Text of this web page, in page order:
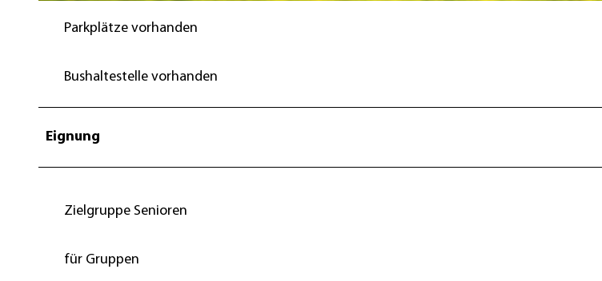
Parkplätze vorhanden
Bushaltestelle vorhanden
Eignung
Zielgruppe Senioren
für Gruppen